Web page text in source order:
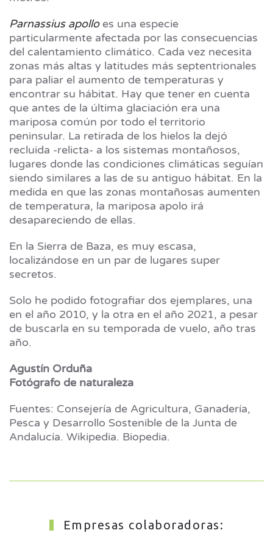
Parnassius apolloes una especie
particularmente afectada por las consecuencias
del calentamiento climático. Cada vez necesita
zonas más altas y latitudes más septentrionales
para paliar el aumento de temperaturas y
encontrar su hábitat. Hay que tener en cuenta
que antes de la última glaciación era una
mariposa común por todo el territorio
peninsular. La retirada de los hielos la dejó
recluida -relicta- a los sistemas montañosos,
lugares donde las condiciones climáticas seguían
siendo similares a las de su antiguo hábitat. En la
medida en que las zonas montañosas aumenten
de temperatura, la mariposa apolo irá
desapareciendo de ellas.
En la Sierra de Baza, es muy escasa,
localizándose en un par de lugares super
secretos.
Solo he podido fotografiar dos ejemplares, una
en el año 2010, y la otra en el año 2021, a pesar
de buscarla en su temporada de vuelo, año tras
año.
Agustín Orduña
Fotógrafo de naturaleza
Fuentes: Consejería de Agricultura, Ganadería,
Pesca y Desarrollo Sostenible de la Junta de
Andalucía. Wikipedia. Biopedia.
Empresas colaboradoras: